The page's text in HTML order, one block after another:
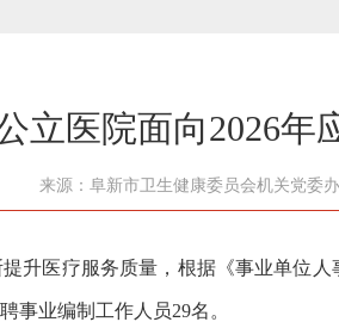
立医院面向2026年
来源：阜新市卫生健康委员会机关党委
医疗服务质量，根据《事业单位人
事业编制工作人员29名。